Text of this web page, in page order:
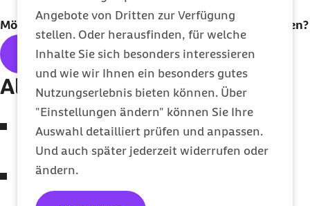
Angebote von Dritten zur Verfügung
stellen. Oder herausfinden, für welche
Inhalte Sie sich besonders interessieren
und wie wir Ihnen ein besonders gutes
Nutzungserlebnis bieten können. Über
"Einstellungen ändern" können Sie Ihre
Auswahl detailliert prüfen und anpassen.
Und auch später jederzeit widerrufen oder
ändern.
Möchten Sie unseren regelmäßig erhalten?
Hier geht's zum kostenlosenAbo
Alle Themen der Ausgabe:
Nicht nur zur Fête de la Musique: Musik stärkt
unsere Gesundheit
Massagepistolen – wirklich sinnvoll oder eher
gefährlich?